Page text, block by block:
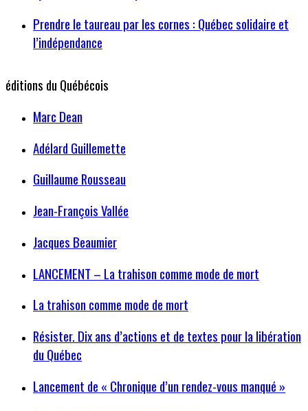
Prendre le taureau par les cornes : Québec solidaire et
l’indépendance
éditions du Québécois
Marc Dean
Adélard Guillemette
Guillaume Rousseau
Jean-François Vallée
Jacques Beaumier
LANCEMENT – La trahison comme mode de mort
La trahison comme mode de mort
Résister. Dix ans d’actions et de textes pour la libération
du Québec
Lancement de « Chronique d’un rendez-vous manqué »